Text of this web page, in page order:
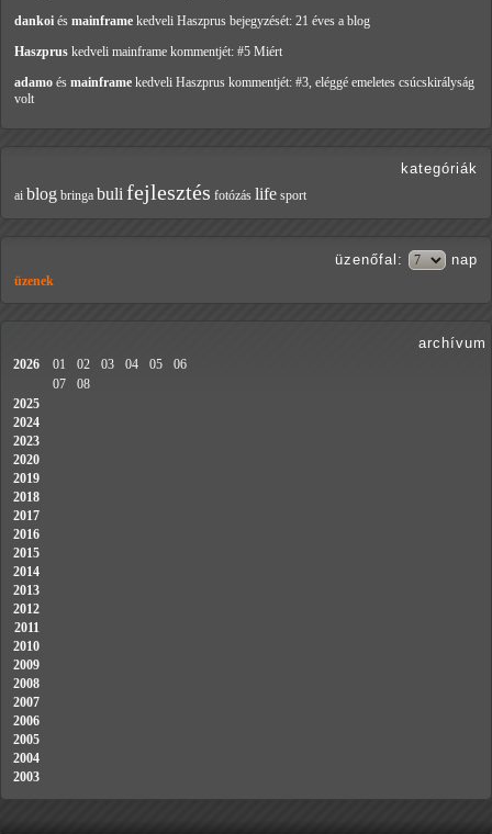
dankoi és mainframe kedveli Haszprus bejegyzését: 21 éves a blog
Haszprus kedveli mainframe kommentjét: #5 Miért
adamo és mainframe kedveli Haszprus kommentjét: #3, eléggé emeletes csúcskirályság
volt
kategóriák
ai blog bringa buli fejlesztés fotózás life sport
üzenőfal : nap
üzenek
archívum
2026 01 02 03 04 05
06
07
08
2025
2024
2023
2020
2019
2018
2017
2016
2015
2014
2013
2012
2011
2010
2009
2008
2007
2006
2005
2004
2003